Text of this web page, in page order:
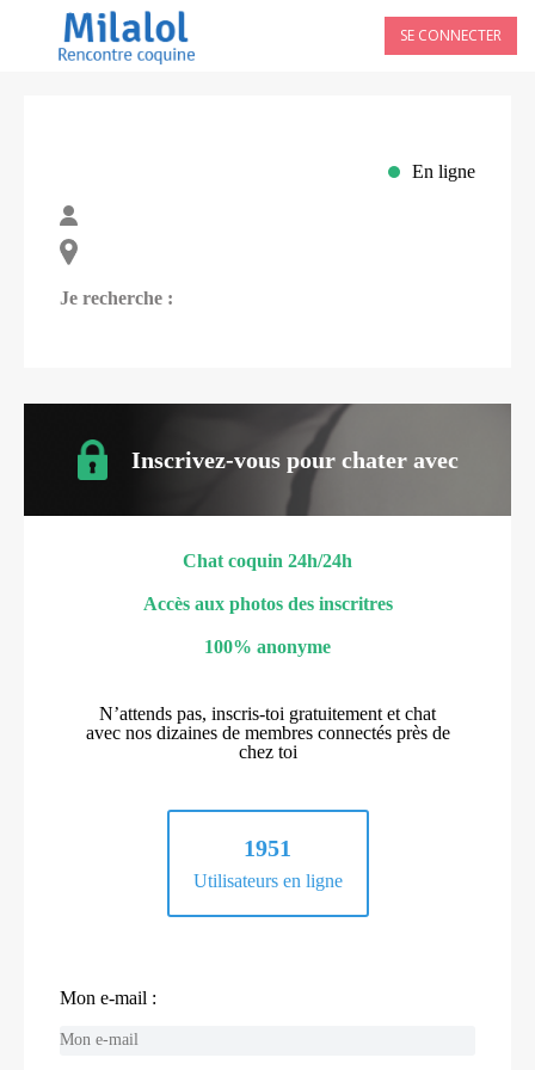
SE CONNECTER
En ligne
Je recherche :
Inscrivez-vous pour chater avec
Chat coquin 24h/24h
Accès aux photos des inscritres
100% anonyme
N’attends pas, inscris-toi gratuitement et chat
avec nos dizaines de membres connectés près de
chez toi
1951
Utilisateurs en ligne
Mon e-mail :